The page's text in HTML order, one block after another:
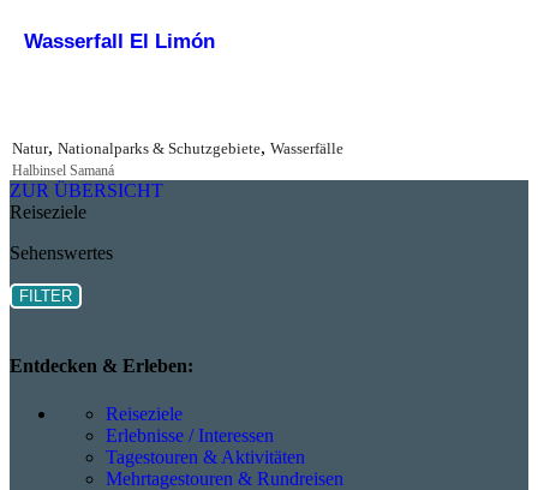
Wasserfall El Limón
Natur, Nationalparks & Schutzgebiete, Wasserfälle
Halbinsel Samaná
ZUR ÜBERSICHT
Reiseziele
Sehenswertes
FILTER
Entdecken & Erleben:
Reiseziele
Erlebnisse / Interessen
Tagestouren & Aktivitäten
Mehrtagestouren & Rundreisen